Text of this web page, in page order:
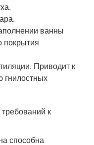
ванны
покрытия
Приводит к
гнилостных
к
способна